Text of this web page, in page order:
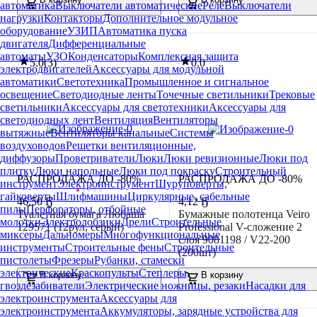
автоматикаВыключатели автоматическиеРелеВыключатели
нагрузкиКонтакторыДополнительное модульное
оборудованиеУЗИПАвтоматика пуска
двигателяДифференциальные
автоматыУЗОКонденсаторыКомплексная защита
электродвигателейАксессуары для модульной
автоматикиСветотехникаПромышленное и сигнальное
освещениеСветодиодные лентыТочечные светильникиТрековые
светильникиАксессуары для светотехникиАксессуары для
светодиодных лентВентиляцияВентиляторы
вытяжныеВентиляторы канальныеСистемы
воздуховодовРешетки вентиляционные,
диффузорыПроветривателиЛюкиЛюки ревизионныеЛюки под
плиткуЛюки напольныеЛюки под покраскуСтроительный
инструментЭлектроинструментШуруповерты,
гайковертыШлифмашиныЦиркулярные, сабельные
пилыПерфораторы, отбойные
молоткиЭлектролобзикиДрелиСтроительные
миксерыДальномерыМногофункциональные
инструментыСтроительные феныСтроительные
пистолетыФрезерыРубанки, стамески
электрическиеКраскопультыСтеплеры,
гвоздезабивателиЭлектрические ножницы, резакиНасадки для
электроинструментаАксессуары для
электроинструментаАккумуляторы, зарядные устройства для
5.0(3)
РАСПРОДАЖА ДО -80%
46,50 Ҕ
Туалетная бумага Любаша
129571 (12рул, серый)
В корзину
0.0
РАСПРОДАЖА ДО -80%
4,12 Ҕ
Бумажные полотенца Veiro
Professional V-сложение 2
слоя 9081198 / V22-200
(200шт)
В корзину